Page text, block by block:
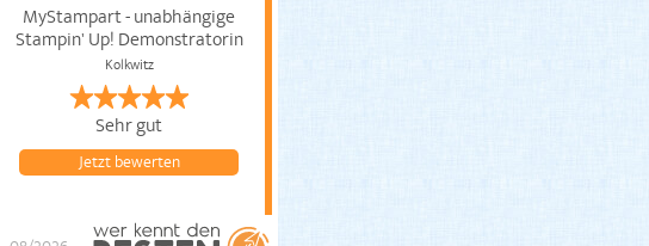
MyStampart - unabhängige
Stampin' Up! Demonstratorin
Kolkwitz
Sehr gut
Jetzt bewerten